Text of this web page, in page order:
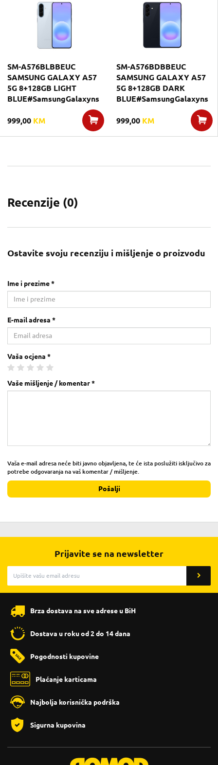
SM-A576BLBBEUC
SAMSUNG GALAXY A57
5G 8+128GB LIGHT
BLUE#SamsungGalaxyns
999,00 KM
SM-A576BDBBEUC
SAMSUNG GALAXY A57
5G 8+128GB DARK
BLUE#SamsungGalaxyns
999,00 KM
Recenzije (0)
Ostavite svoju recenziju i mišljenje o proizvodu
Ime i prezime *
E-mail adresa *
Vaša ocjena *
Vaše mišljenje / komentar *
Vaša e-mail adresa neće biti javno objavljena, te će ista poslužiti isključivo za
potrebe odgovaranja na vaš komentar / mišljenje.
Pošalji
Prijavite se na newsletter
Brza dostava na sve adrese u BiH
Dostava u roku od 2 do 14 dana
Pogodnosti kupovine
Plaćanje karticama
Najbolja korisnička podrška
Sigurna kupovina